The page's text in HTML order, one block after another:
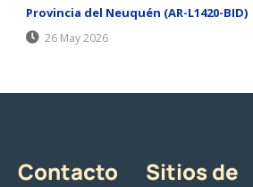
Provincia del Neuquén (AR-L1420-BID)
26 May 2026
Contacto
Sitios de